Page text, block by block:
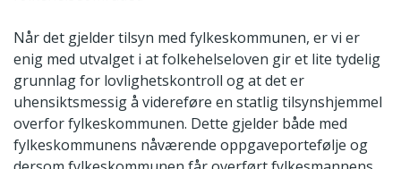
Når det gjelder tilsyn med fylkeskommunen, er vi er
enig med utvalget i at folkehelseloven gir et lite tydelig
grunnlag for lovlighetskontroll og at det er
uhensiktsmessig å videreføre en statlig tilsynshjemmel
overfor fylkeskommunen. Dette gjelder både med
fylkeskommunens nåværende oppgaveportefølje og